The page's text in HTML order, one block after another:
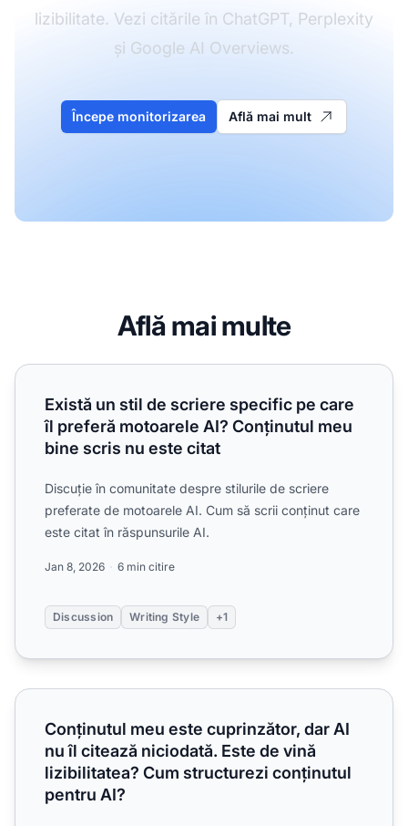
lizibilitate. Vezi citările în ChatGPT, Perplexity
și Google AI Overviews.
Începe monitorizarea Află mai mult
Află mai multe
Există un stil de scriere specific pe care îl preferă
Există un stil de scriere specific pe care
îl preferă motoarele AI? Conținutul meu
bine scris nu este citat
Discuție în comunitate despre stilurile de scriere
preferate de motoarele AI. Cum să scrii conținut care
este citat în răspunsurile AI.
Jan 8, 2026 6 min citire
Discussion Writing Style +1
Conținutul meu este cuprinzător, dar AI nu îl citează
Conținutul meu este cuprinzător, dar AI
nu îl citează niciodată. Este de vină
lizibilitatea? Cum structurezi conținutul
pentru AI?